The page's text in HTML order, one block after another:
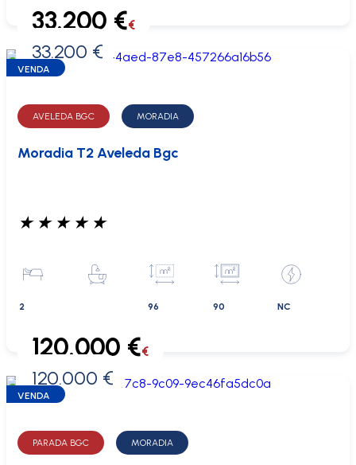
0 €
33.200 €€
33.200 €
VENDA
AVELEDA BGC MORADIA
Moradia T2 Aveleda Bgc
★ ★ ★ ★ ★
2 96 90 NC
0 €
120.000 €€
120.000 €
VENDA
PARADA BGC MORADIA